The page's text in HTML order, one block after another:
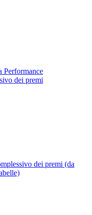
Performance
dei premi
dei premi (da